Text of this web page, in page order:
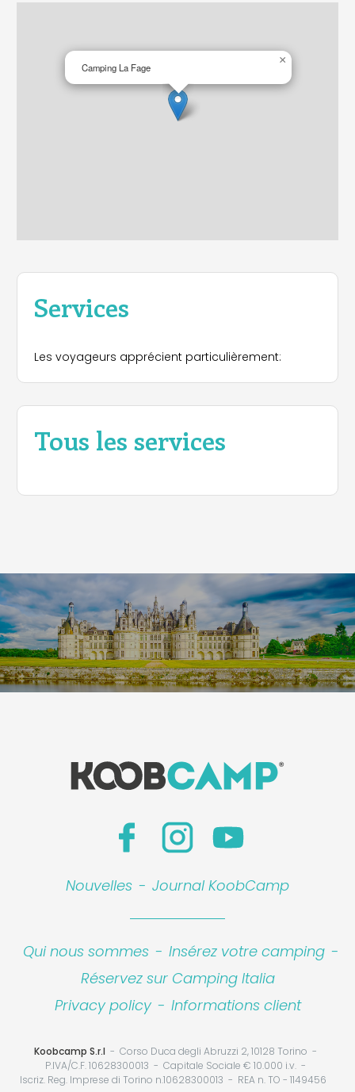
Camping La Fage
×
Services
Les voyageurs apprécient particulièrement:
Tous les services
Nouvelles - Journal KoobCamp
Qui nous sommes - Insérez votre camping -
Réservez sur Camping Italia
Privacy policy - Informations client
Koobcamp S.r.l
Corso Duca degli Abruzzi 2, 10128 Torino
P.IVA/C.F. 10628300013
Capitale Sociale € 10.000 i.v.
Iscriz. Reg. Imprese di Torino n.10628300013
REA n. TO - 1149456